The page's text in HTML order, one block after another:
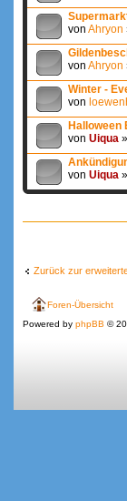
von Ahryon
von Ahryon
Winter -
von
Halloween
von Uiqua
von Uiqua
Zurück zur
Foren-Übersicht
Powered by phpBB ©